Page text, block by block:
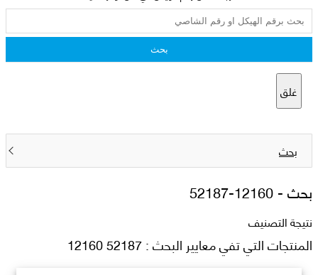
بحث
غلق
بحث
بحث -52187-12160
نتيجة التصنيف
المنتجات التي تفي معايير البحث : 52187 12160